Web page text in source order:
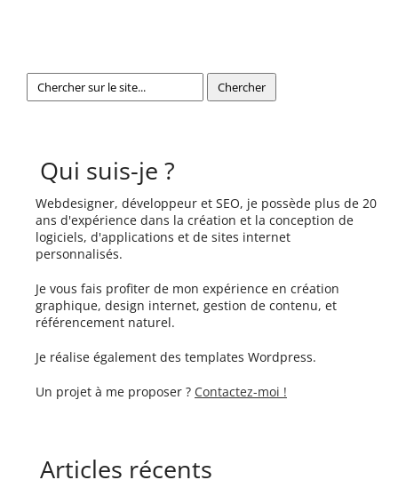
Qui suis-je ?
Webdesigner, développeur et SEO, je possède plus de 20
ans d'expérience dans la création et la conception de
logiciels, d'applications et de sites internet
personnalisés.
Je vous fais profiter de mon expérience en création
graphique, design internet, gestion de contenu, et
référencement naturel.
Je réalise également des templates Wordpress.
Un projet à me proposer ? Contactez-moi !
Articles récents